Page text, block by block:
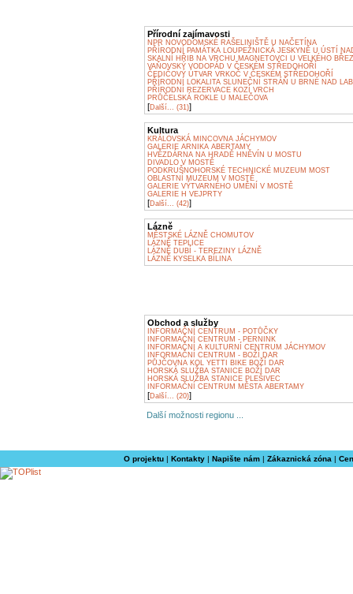
Přírodní zajímavosti
NPR NOVODOMSKÉ RAŠELINIŠTĚ U NAČETÍNA
PŘÍRODNÍ PAMÁTKA LOUPEŽNICKÁ JESKYNĚ U ÚSTÍ
SKALNÍ HŘIB NA VRCHU MAGNETOVCI U VELKÉHO
VAŇOVSKÝ VODOPÁD V ČESKÉM STŘEDOHOŘÍ
ČEDIČOVÝ ÚTVAR VRKOČ V ČESKÉM STŘEDOHOŘÍ
PŘÍRODNÍ LOKALITA SLUNEČNÍ STRÁŇ U BRNÉ NAD
PŘÍRODNÍ REZERVACE KOZÍ VRCH
PRŮČELSKÁ ROKLE U MALEČOVA
[Další... (31)]
Kultura
KRÁLOVSKÁ MINCOVNA JÁCHYMOV
GALERIE ARNIKA ABERTAMY
HVĚZDÁRNA NA HRADĚ HNĚVÍN U MOSTU
DIVADLO V MOSTĚ
PODKRUŠNOHORSKÉ TECHNICKÉ MUZEUM MOST
OBLASTNÍ MUZEUM V MOSTĚ
GALERIE VÝTVARNÉHO UMĚNÍ V MOSTĚ
GALERIE H VEJPRTY
[Další... (42)]
Lázně
MĚSTSKÉ LÁZNĚ CHOMUTOV
LÁZNĚ TEPLICE
LÁZNĚ DUBÍ - TEREZINY LÁZNĚ
LÁZNĚ KYSELKA BÍLINA
Obchod a služby
INFORMAČNÍ CENTRUM - POTŮČKY
INFORMAČNÍ CENTRUM - PERNINK
INFORMAČNÍ A KULTURNÍ CENTRUM JÁCHYMOV
INFORMAČNÍ CENTRUM - BOŽÍ DAR
PŮJČOVNA KOL YETTI BIKE BOŽÍ DAR
HORSKÁ SLUŽBA STANICE BOŽÍ DAR
HORSKÁ SLUŽBA STANICE PLEŠIVEC
INFORMAČNÍ CENTRUM MĚSTA ABERTAMY
[Další... (20)]
Další možnosti regionu ...
O projektu| Kontakty| Napište nám| Zákaznická zóna |